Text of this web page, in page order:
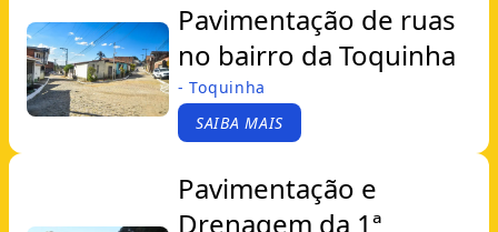
Pavimentação de ruas
no bairro da Toquinha
- Toquinha
SAIBA MAIS
Pavimentação e
Drenagem da 1ª